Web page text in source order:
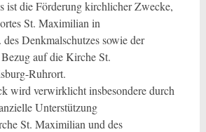
ist die Förderung kirchlicher Zwecke,
St. Maximilian in
Denkmalschutzes sowie der
auf die Kirche St.
Ruhrort.
wird verwirklicht insbesondere durch
Unterstützung
St. Maximilian und des